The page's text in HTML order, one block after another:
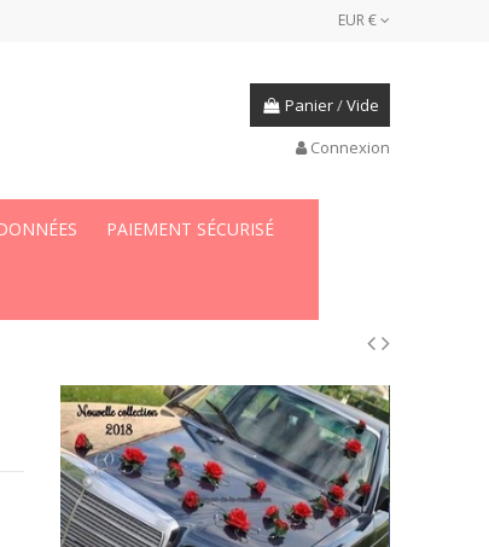
EUR €
Panier/Vide
Connexion
PAIEMENT SÉCURISÉ